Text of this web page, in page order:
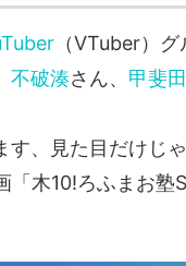
（VTuber）
不破湊さん、 甲斐
す、見た目だけじ
「木10!ろふまお